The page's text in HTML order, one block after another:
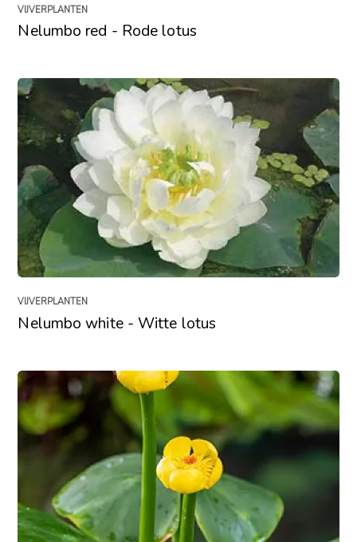
VIJVERPLANTEN
Nelumbo red - Rode lotus
VIJVERPLANTEN
Nelumbo white - Witte lotus